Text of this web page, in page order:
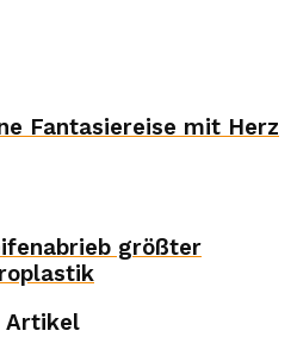
Fantasiereise mit Herz
größter
Artikel